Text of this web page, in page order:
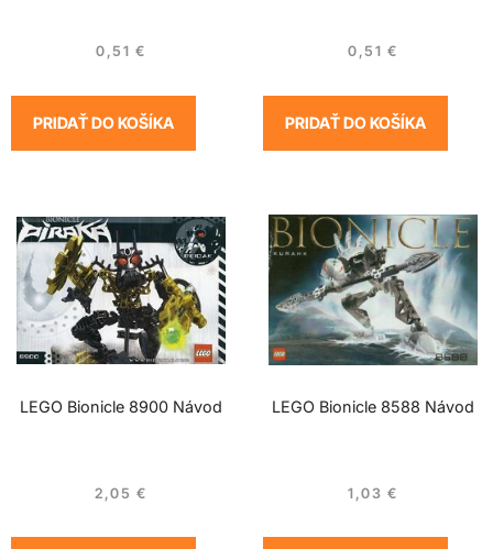
0,51 €
PRIDAŤ DO KOŠÍKA
0,51 €
PRIDAŤ DO KOŠÍKA
LEGO Bionicle 8900 Návod
2,05 €
LEGO Bionicle 8588 Návod
1,03 €